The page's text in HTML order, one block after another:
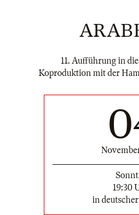
11. Aufführung in
Koproduktion mit der
19:30
in